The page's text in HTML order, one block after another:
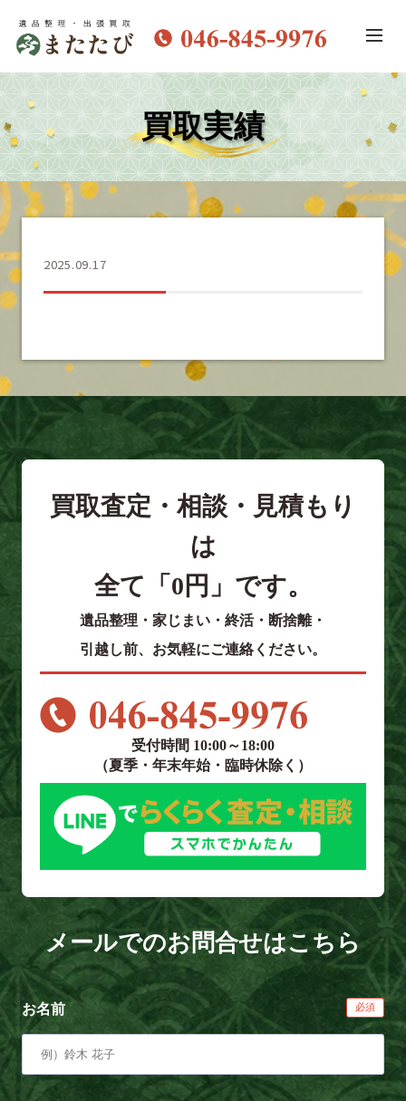
買取実績
2025.09.17
買取査定・相談・見積もり
は
全て「0円」です。
遺品整理・家じまい・終活・断捨離・
引越し前、お気軽にご連絡ください。
受付時間 10:00～18:00
（夏季・年末年始・臨時休除く）
メールでのお問合せはこちら
お名前